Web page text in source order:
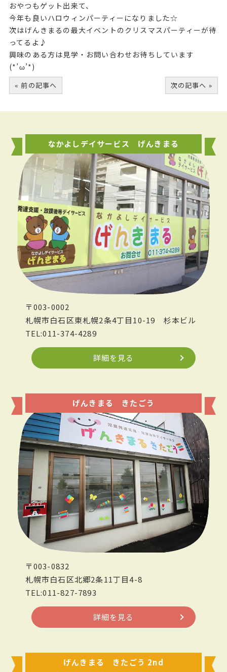
おやつもゲット出来て、
今年も良いハロウィンパーティーになりました☆
次はげんきまるの最大イベントのクリスマスパーティーが待
ってるよ♪
興味のある方は見学・お問い合わせお待ちしています
(*’ω’*)
« 前の記事へ 次の記事へ »
なかよしデイサービス げんきまる
〒003-0002
札幌市白石区東札幌2条4丁目10-19 杉本ビル
TEL:011-374-4289
詳細を見る
げんきまる きたごう
〒003-0832
札幌市白石区北郷2条11丁目4-8
TEL:011-827-7893
詳細を見る
げんきまる きたごう 2nd